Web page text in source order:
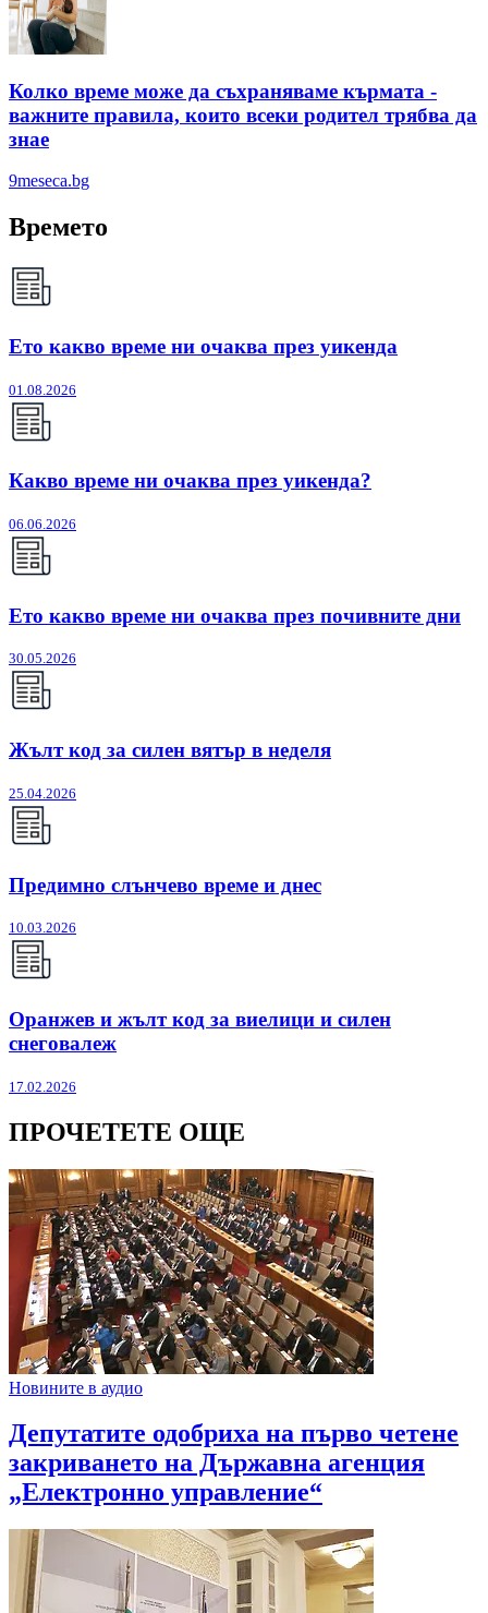
Колко време може да съхраняваме кърмата -
важните правила, които всеки родител трябва да
знае
9meseca.bg
Времето
Ето какво време ни очаква през уикенда
01.08.2026
Какво време ни очаква през уикенда?
06.06.2026
Ето какво време ни очаква през почивните дни
30.05.2026
Жълт код за силен вятър в неделя
25.04.2026
Предимно слънчево време и днес
10.03.2026
Оранжев и жълт код за виелици и силен
снеговалеж
17.02.2026
ПРОЧЕТЕТЕ ОЩЕ
Новините в аудио
Депутатите одобриха на първо четене
закриването на Държавна агенция
„Електронно управление“